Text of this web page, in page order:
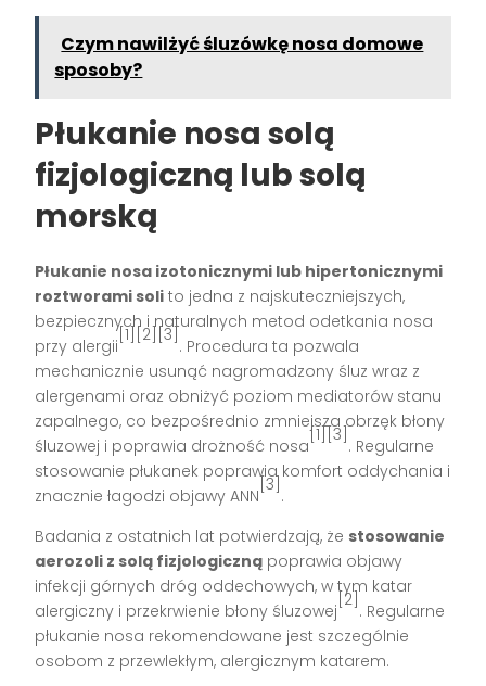
Czym nawilżyć śluzówkę nosa domowe
sposoby?
Płukanie nosa solą
fizjologiczną lub solą
morską
Płukanie nosa izotonicznymi lub hipertonicznymi
roztworami soli to jedna z najskuteczniejszych,
bezpiecznych i naturalnych metod odetkania nosa
przy alergii
[1][2][3]
. Procedura ta pozwala
mechanicznie usunąć nagromadzony śluz wraz z
alergenami oraz obniżyć poziom mediatorów stanu
zapalnego, co bezpośrednio zmniejsza obrzęk błony
śluzowej i poprawia drożność nosa
[1][3]
. Regularne
stosowanie płukanek poprawia komfort oddychania i
znacznie łagodzi objawy ANN
[3]
.
Badania z ostatnich lat potwierdzają, że stosowanie
aerozoli z solą fizjologiczną poprawia objawy
infekcji górnych dróg oddechowych, w tym katar
alergiczny i przekrwienie błony śluzowej
[2]
. Regularne
płukanie nosa rekomendowane jest szczególnie
osobom z przewlekłym, alergicznym katarem.